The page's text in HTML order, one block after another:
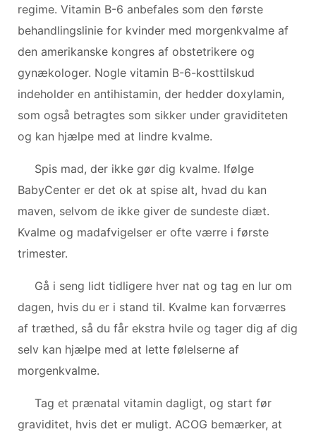
regime. Vitamin B-6 anbefales som den første
behandlingslinie for kvinder med morgenkvalme af
den amerikanske kongres af obstetrikere og
gynækologer. Nogle vitamin B-6-kosttilskud
indeholder en antihistamin, der hedder doxylamin,
som også betragtes som sikker under graviditeten
og kan hjælpe med at lindre kvalme.
Spis mad, der ikke gør dig kvalme. Ifølge
BabyCenter er det ok at spise alt, hvad du kan
maven, selvom de ikke giver de sundeste diæt.
Kvalme og madafvigelser er ofte værre i første
trimester.
Gå i seng lidt tidligere hver nat og tag en lur om
dagen, hvis du er i stand til. Kvalme kan forværres
af træthed, så du får ekstra hvile og tager dig af dig
selv kan hjælpe med at lette følelserne af
morgenkvalme.
Tag et prænatal vitamin dagligt, og start før
graviditet, hvis det er muligt. ACOG bemærker, at